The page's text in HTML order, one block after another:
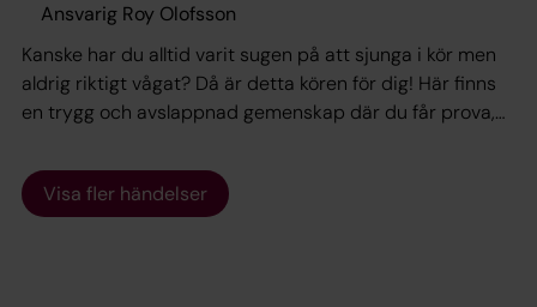
Ansvarig Roy Olofsson
Kanske har du alltid varit sugen på att sjunga i kör men
aldrig riktigt vågat? Då är detta kören för dig! Här finns
en trygg och avslappnad gemenskap där du får prova,
tvåstämmigt och medverkar i fler av församlingens
gudstjänster och verksamheter. Vi träffas i
Visa fler händelser